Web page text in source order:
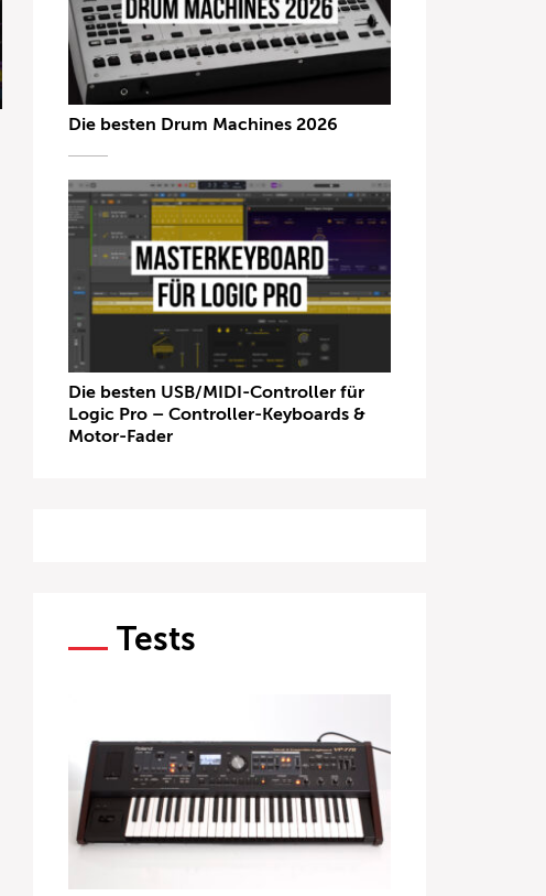
Die besten Drum Machines 2026
Die besten USB/MIDI-Controller für
Logic Pro – Controller-Keyboards &
Motor-Fader
Tests